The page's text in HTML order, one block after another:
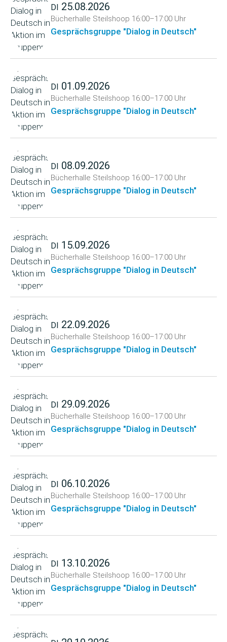
DI 25.08.2026
Bücherhalle Steilshoop 16:00–17:00 Uhr
Gesprächsgruppe "Dialog in Deutsch"
DI 01.09.2026
Bücherhalle Steilshoop 16:00–17:00 Uhr
Gesprächsgruppe "Dialog in Deutsch"
DI 08.09.2026
Bücherhalle Steilshoop 16:00–17:00 Uhr
Gesprächsgruppe "Dialog in Deutsch"
DI 15.09.2026
Bücherhalle Steilshoop 16:00–17:00 Uhr
Gesprächsgruppe "Dialog in Deutsch"
DI 22.09.2026
Bücherhalle Steilshoop 16:00–17:00 Uhr
Gesprächsgruppe "Dialog in Deutsch"
DI 29.09.2026
Bücherhalle Steilshoop 16:00–17:00 Uhr
Gesprächsgruppe "Dialog in Deutsch"
DI 06.10.2026
Bücherhalle Steilshoop 16:00–17:00 Uhr
Gesprächsgruppe "Dialog in Deutsch"
DI 13.10.2026
Bücherhalle Steilshoop 16:00–17:00 Uhr
Gesprächsgruppe "Dialog in Deutsch"